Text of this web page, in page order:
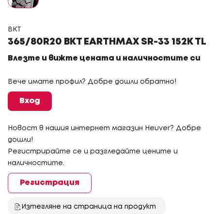
BKT
365/80R20 BKT EARTHMAX SR-33 152K TL
Влезте и вижте цената и наличностите си
Вече имате профил? Добре дошли обратно!
Вход
Новост в нашия интернет магазин Heuver? Добре
дошли!
Регистрирайте се и разгледайте цените и
наличностите.
Регистрация
Изтегляне на страница на продукт